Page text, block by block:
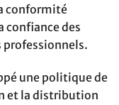
conformité
des
professionnels.
une politique de
et la distribution